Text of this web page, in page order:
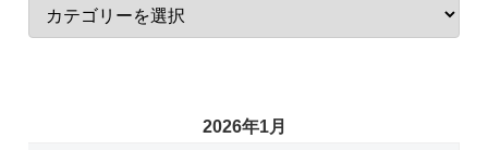
2026年1月